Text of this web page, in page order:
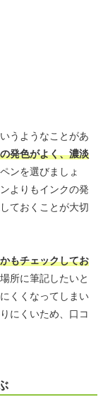
うようなことがあ
発色がよく、濃淡
ンを選びましょ
よりもインクの発
ておくことが大切
もチェックしてお
所に筆記したいと
くくなってしまい
にくいため、口コ